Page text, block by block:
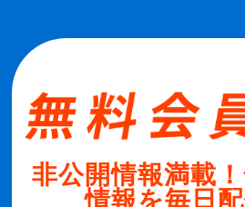
非公開情報満載
情報を毎日配